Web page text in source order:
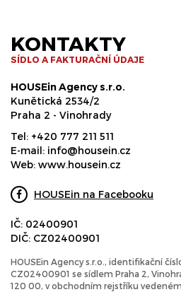
KONTAKTY
SÍDLO A FAKTURAČNÍ ÚDAJE
HOUSEin Agency s.r.o.
Kunětická 2534/2
Praha 2 - Vinohrady
Tel: +420 777 211 511
E-mail: info@housein.cz
Web: www.housein.cz
HOUSEin na Facebooku
IČ: 02400901
DIČ: CZ02400901
HOUSEin Agency s.r.o., identifikační
CZ02400901 se sídlem Praha 2,
120 00, v obchodním rejstříku